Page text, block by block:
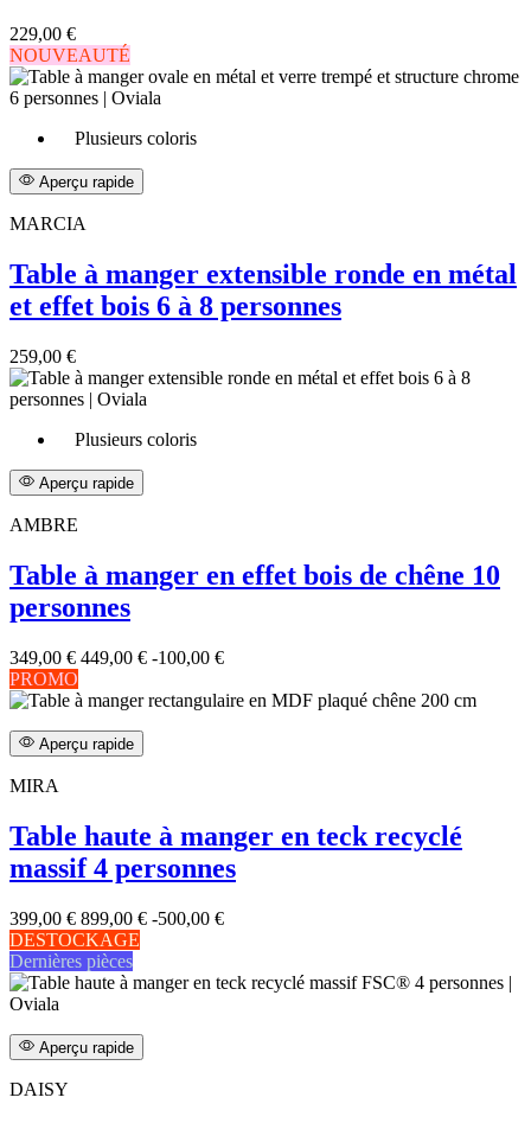
229,00 €
NOUVEAUTÉ
Plusieurs coloris
Aperçu rapide
MARCIA
Table à manger extensible ronde en métal
et effet bois 6 à 8 personnes
259,00 €
Plusieurs coloris
Aperçu rapide
AMBRE
Table à manger en effet bois de chêne 10
personnes
349,00 € 449,00 € -100,00 €
PROMO
Aperçu rapide
MIRA
Table haute à manger en teck recyclé
massif 4 personnes
399,00 € 899,00 € -500,00 €
DESTOCKAGE
Dernières pièces
Aperçu rapide
DAISY